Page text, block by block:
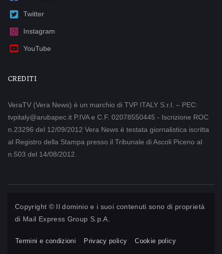
Twitter
Instagram
YouTube
CREDITI
VeraTV (Vera News) è un marchio di TVP ITALY S.r.l. – PEC:
tvpitaly@arubapec.it P.IVA e C.F. 02078550445 - Iscrizione ROC
n.23296 del 12/09/2012 Vera News è testata giornalistica iscritta
al Registro della Stampa presso il Tribunale di Ascoli Piceno al
n.503 del 14/08/2012.
Copyright © Il dominio e i suoi contenuti sono di proprietà
di Mail Express Group S.p.A.
Termini e condizioni Privacy policy Cookie policy